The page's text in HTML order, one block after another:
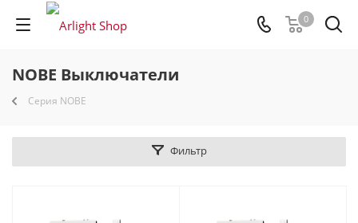
0
NOBE Выключатели
Серия NOBE
Фильтр